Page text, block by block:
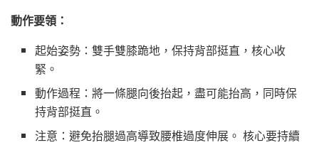
動作要領：
起始姿勢：雙手雙膝跪地，保持背部挺直，核心收
緊。
動作過程：將一條腿向後抬起，盡可能抬高，同時保
持背部挺直。
注意：避免抬腿過高導致腰椎過度伸展。 核心要持續